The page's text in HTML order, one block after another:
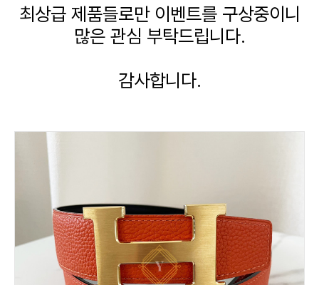
최상급 제품들로만 이벤트를 구상중이니
많은 관심 부탁드립니다.
감사합니다.